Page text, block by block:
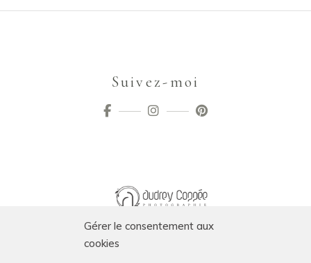
Gérer le consentement aux
cookies
Suivez-moi